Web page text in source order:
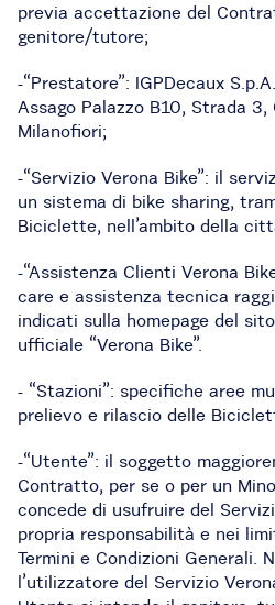
previa accettazione del
genitore/tutore;
-“Prestatore”: IGPDecaux
Assago Palazzo B10, Strada
Milanofiori;
-“Servizio Verona Bike”: il
un sistema di bike sharing,
Biciclette, nell’ambito della
-“Assistenza Clienti Verona
care e assistenza tecnica
indicati sulla homepage del
ufficiale “Verona Bike”.
- “Stazioni”: specifiche aree
prelievo e rilascio delle
-“Utente”: il soggetto
Contratto, per se o per un
concede di usufruire del
propria responsabilità e nei
Termini e Condizioni Generali.
l’utilizzatore del Servizio